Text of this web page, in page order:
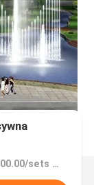
Cena：$50,000.00/sets >=2 sets